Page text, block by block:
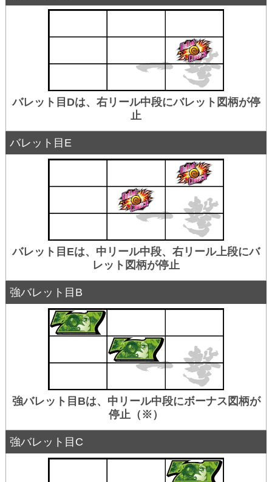
バレット目Dは、右リール中段にバレット図柄が停
止
バレット目E
バレット目Eは、中リール中段、右リール上段にバ
レット図柄が停止
強バレット目B
強バレット目Bは、中リール中段にボーナス図柄が
停止（※）
強バレット目C